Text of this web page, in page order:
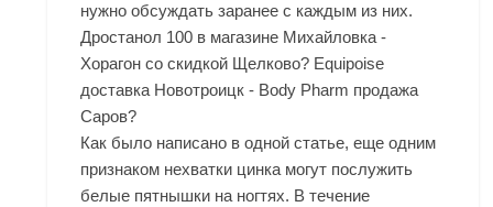
нужно обсуждать заранее с каждым из них.
Дростанол 100 в магазине Михайловка -
Хорагон со скидкой Щелково? Equipoise
доставка Новотроицк - Body Pharm продажа
Саров?
Как было написано в одной статье, еще одним
признаком нехватки цинка могут послужить
белые пятнышки на ногтях. В течение